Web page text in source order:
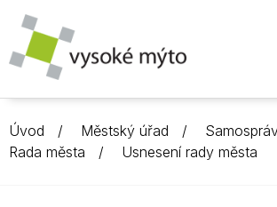
Úvod Městský úřad
Rada města
Usnesení rady města